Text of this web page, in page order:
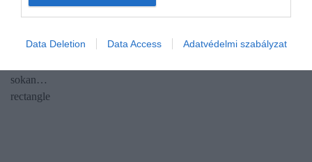
Data Deletion Data Access Adatvédelmi szabályzat
lakosság, ami elmarad az azt megelőző hét 136 milliárd forintos
sokan…
rectangle